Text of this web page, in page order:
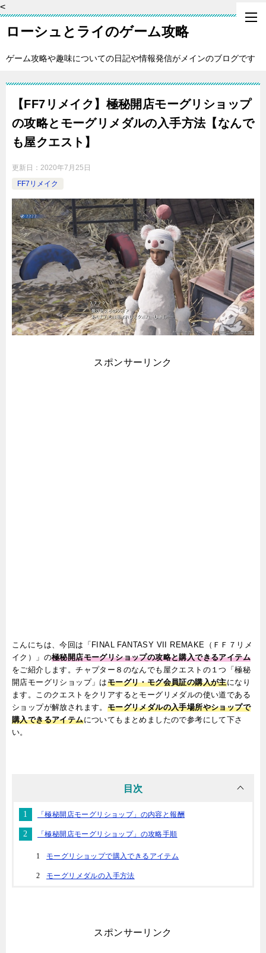
<
ローシュとライのゲーム攻略
ゲーム攻略や趣味についての日記や情報発信がメインのブログです
【FF7リメイク】極秘開店モーグリショップ
の攻略とモーグリメダルの入手方法【なんで
も屋クエスト】
更新日： 2020年7月25日
FF7リメイク
スポンサーリンク
こんにちは、今回は「FINAL FANTASY VII REMAKE（ＦＦ７リメ
イク）」の極秘開店モーグリショップの攻略と購入できるアイテム
をご紹介します。チャプター８のなんでも屋クエストの１つ「極秘
開店モーグリショップ」はモーグリ・モグ会員証の購入が主になり
ます。このクエストをクリアするとモーグリメダルの使い道である
ショップが解放されます。 モーグリメダルの入手場所やショップで
購入できるアイテムについてもまとめましたので参考にして下さ
い。
目次
「極秘開店モーグリショップ」の内容と報酬
「極秘開店モーグリショップ」の攻略手順
モーグリショップで購入できるアイテム
モーグリメダルの入手方法
スポンサーリンク